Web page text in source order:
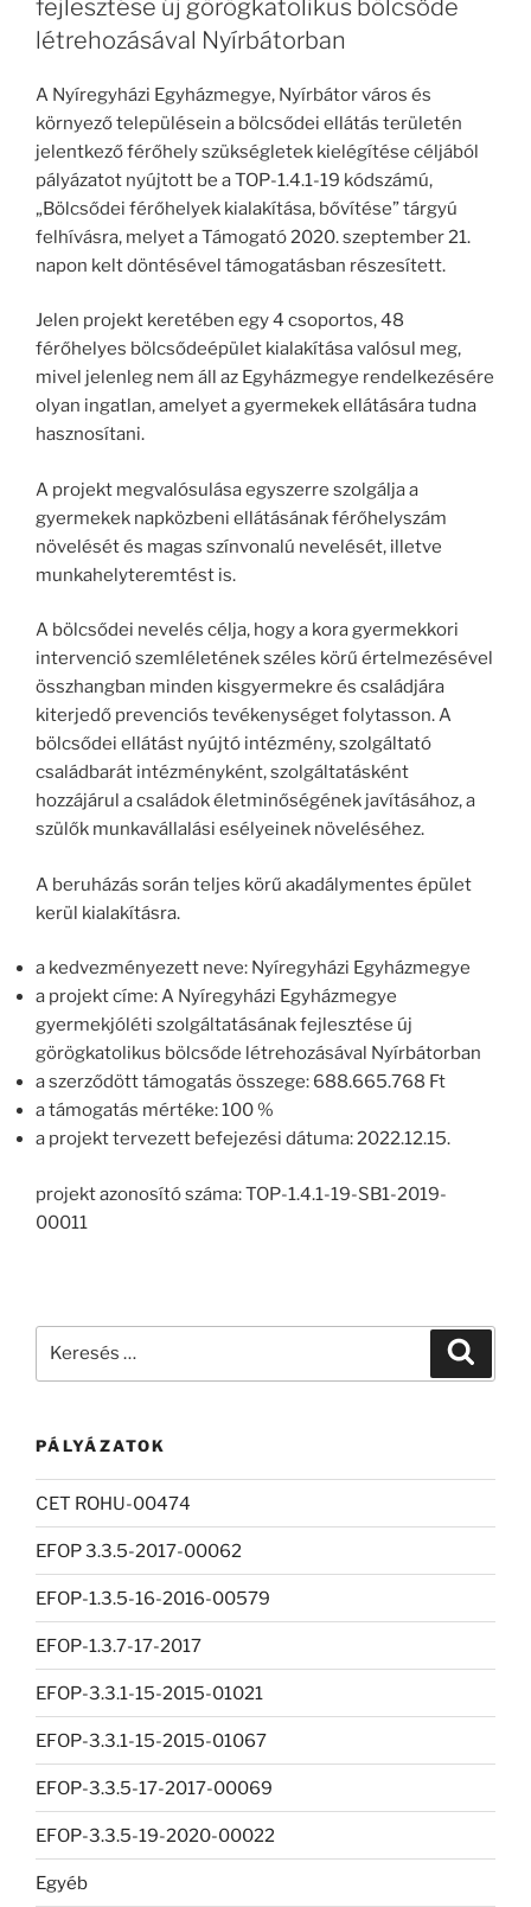
fejlesztése új görögkatolikus bölcsőde
létrehozásával Nyírbátorban
A Nyíregyházi Egyházmegye, Nyírbátor város és
környező településein a bölcsődei ellátás területén
jelentkező férőhely szükségletek kielégítése céljából
pályázatot nyújtott be a TOP-1.4.1-19 kódszámú,
„Bölcsődei férőhelyek kialakítása, bővítése” tárgyú
felhívásra, melyet a Támogató 2020. szeptember 21.
napon kelt döntésével támogatásban részesített.
Jelen projekt keretében egy 4 csoportos, 48
férőhelyes bölcsődeépület kialakítása valósul meg,
mivel jelenleg nem áll az Egyházmegye rendelkezésére
olyan ingatlan, amelyet a gyermekek ellátására tudna
hasznosítani.
A projekt megvalósulása egyszerre szolgálja a
gyermekek napközbeni ellátásának férőhelyszám
növelését és magas színvonalú nevelését, illetve
munkahelyteremtést is.
A bölcsődei nevelés célja, hogy a kora gyermekkori
intervenció szemléletének széles körű értelmezésével
összhangban minden kisgyermekre és családjára
kiterjedő prevenciós tevékenységet folytasson. A
bölcsődei ellátást nyújtó intézmény, szolgáltató
családbarát intézményként, szolgáltatásként
hozzájárul a családok életminőségének javításához, a
szülők munkavállalási esélyeinek növeléséhez.
A beruházás során teljes körű akadálymentes épület
kerül kialakításra.
a kedvezményezett neve: Nyíregyházi Egyházmegye
a projekt címe: A Nyíregyházi Egyházmegye
gyermekjóléti szolgáltatásának fejlesztése új
görögkatolikus bölcsőde létrehozásával Nyírbátorban
a szerződött támogatás összege: 688.665.768 Ft
a támogatás mértéke: 100 %
a projekt tervezett befejezési dátuma: 2022.12.15.
projekt azonosító száma: TOP-1.4.1-19-SB1-2019-
00011
PÁLYÁZATOK
CET ROHU-00474
EFOP 3.3.5-2017-00062
EFOP-1.3.5-16-2016-00579
EFOP-1.3.7-17-2017
EFOP-3.3.1-15-2015-01021
EFOP-3.3.1-15-2015-01067
EFOP-3.3.5-17-2017-00069
EFOP-3.3.5-19-2020-00022
Egyéb